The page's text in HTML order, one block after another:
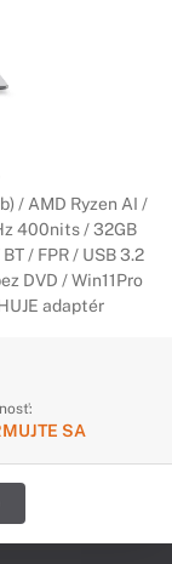
/ AMD Ryzen AI /
400nits / 32GB
/ FPR / USB 3.2
DVD / Win11Pro
adaptér
SA